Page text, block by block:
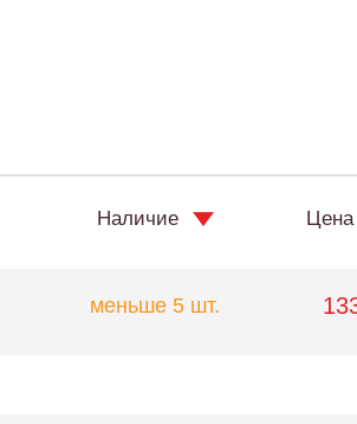
Наличие Цена
меньше 5 шт.